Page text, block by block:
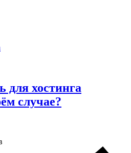
для хостинга
случае?